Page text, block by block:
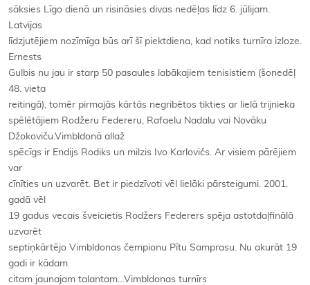
sāksies Līgo dienā un risināsies divas nedēļas līdz 6. jūlijam.
Latvijas
līdzjutējiem nozīmīga būs arī šī piektdiena, kad notiks turnīra izloze.
Ernests
Gulbis nu jau ir starp 50 pasaules labākajiem tenisistiem (šonedēļ
48. vieta
reitingā), tomēr pirmajās kārtās negribētos tikties ar lielā trijnieka
spēlētājiem Rodžeru Federeru, Rafaelu Nadalu vai Novāku
Džokoviču.Vimbldonā allaž
spēcīgs ir Endijs Rodiks un milzis Ivo Karlovičs. Ar visiem pārējiem
var
cīnīties un uzvarēt. Bet ir piedzīvoti vēl lielāki pārsteigumi. 2001.
gadā vēl
19 gadus vecais šveicietis Rodžers Federers spēja astotdaļfinālā
uzvarēt
septiņkārtējo Vimbldonas čempionu Pītu Samprasu. Nu akurāt 19
gadi ir kādam
citam jaunajam talantam…Vimbldonas turnīrs